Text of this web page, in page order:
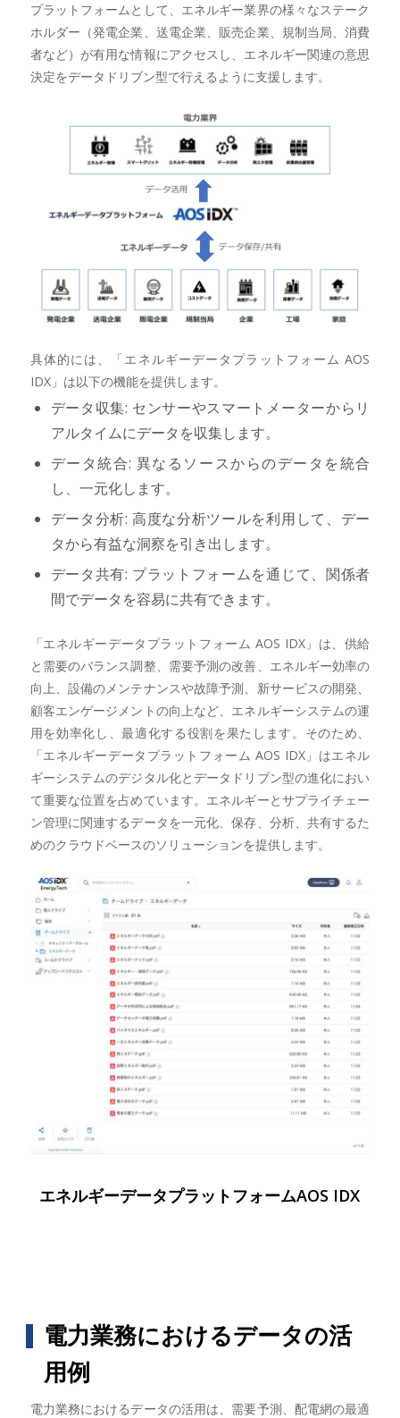
プラットフォームとして、エネルギー業界の様々なステーク
ホルダー（発電企業、送電企業、販売企業、規制当局、消費
者など）が有用な情報にアクセスし、エネルギー関連の意思
決定をデータドリブン型で行えるように支援します。
具体的には、「エネルギーデータプラットフォーム AOS
IDX」は以下の機能を提供します。
データ収集: センサーやスマートメーターからリ
アルタイムにデータを収集します。
データ統合: 異なるソースからのデータを統合
し、一元化します。
データ分析: 高度な分析ツールを利用して、デー
タから有益な洞察を引き出します。
データ共有: プラットフォームを通じて、関係者
間でデータを容易に共有できます。
「エネルギーデータプラットフォーム AOS IDX」は、供給
と需要のバランス調整、需要予測の改善、エネルギー効率の
向上、設備のメンテナンスや故障予測、新サービスの開発、
顧客エンゲージメントの向上など、エネルギーシステムの運
用を効率化し、最適化する役割を果たします。そのため、
「エネルギーデータプラットフォーム AOS IDX」はエネル
ギーシステムのデジタル化とデータドリブン型の進化におい
て重要な位置を占めています。エネルギーとサプライチェー
ン管理に関連するデータを一元化、保存、分析、共有するた
めのクラウドベースのソリューションを提供します。
エネルギーデータプラットフォームAOS IDX
電力業務におけるデータの活
用例
電力業務におけるデータの活用は、需要予測、配電網の最適